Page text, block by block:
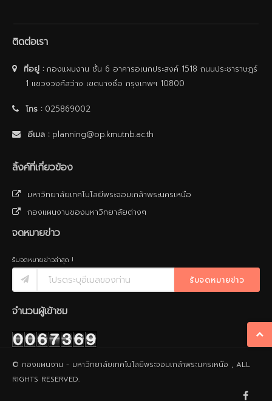
ติดต่อเรา
ที่อยู่ :กองแผนงาน ชั้น 6 อาคารอเนกประสงค์ 1518 ถนนประชาราษฎร์
1 แขวงวงศ์สว่าง เขตบางซื่อ กรุงเทพฯ 10800
โทร :025869002
อีเมล : planning@op.kmutnb.ac.th
ลิ้งค์ที่เกี่ยวข้อง
มหาวิทยาลัยเทคโนโลยีพระจอมเกล้าพระนครเหนือ
กองแผนงานของมหาวิทยาลัยต่างๆ
จดหมายข่าว
รับจดหมายข่าวล่าสุด !
รับจดหมายข่าว
จำนวนผู้เข้าชม
© กองแผนงาน - มหาวิทยาลัยเทคโนโลยีพระจอมเกล้าพระนครเหนือ , ALL
RIGHTS RESERVED.